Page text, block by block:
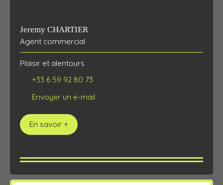
Jeremy CHARTIER
Agent commercial
Plaisir et alentours
+33 6 59 92 80 73
Envoyer un e-mail
En savoir +